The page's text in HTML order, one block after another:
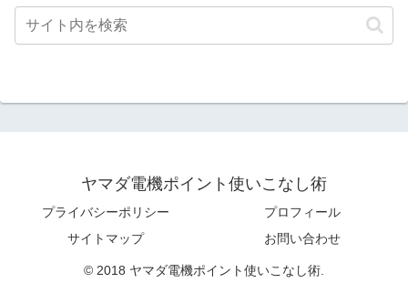
ヤマダ電機ポイント使いこなし術
プライバシーポリシー
プロフィール
サイトマップ
お問い合わせ
© 2018 ヤマダ電機ポイント使いこなし術.